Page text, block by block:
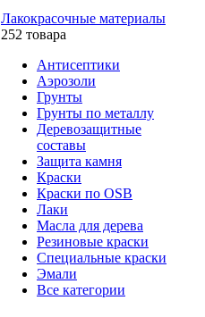
Лакокрасочные материалы
252 товара
Антисептики
Аэрозоли
Грунты
Грунты по металлу
Деревозащитные
составы
Защита камня
Краски
Краски по OSB
Лаки
Масла для дерева
Резиновые краски
Специальные краски
Эмали
Все категории